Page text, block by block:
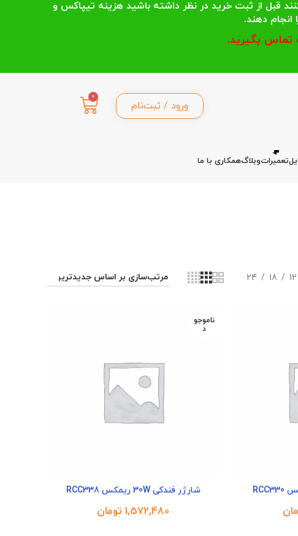
ورود / ثبت‌نام
0
تعمیراتوبلاگهمکاری با ما
12
18
24
ناموجو
د
شارژر فندکی 30W ریمکس RCC338
تومان
پست انتخاب می کنند قبل از ثبت خرید در نظر داشته باشید هزینه تیپاکس و
تماس بگیرید.